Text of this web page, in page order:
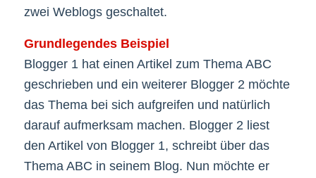
zwei Weblogs geschaltet.
Grundlegendes Beispiel
Blogger 1 hat einen Artikel zum Thema ABC
geschrieben und ein weiterer Blogger 2 möchte
das Thema bei sich aufgreifen und natürlich
darauf aufmerksam machen. Blogger 2 liest
den Artikel von Blogger 1, schreibt über das
Thema ABC in seinem Blog. Nun möchte er